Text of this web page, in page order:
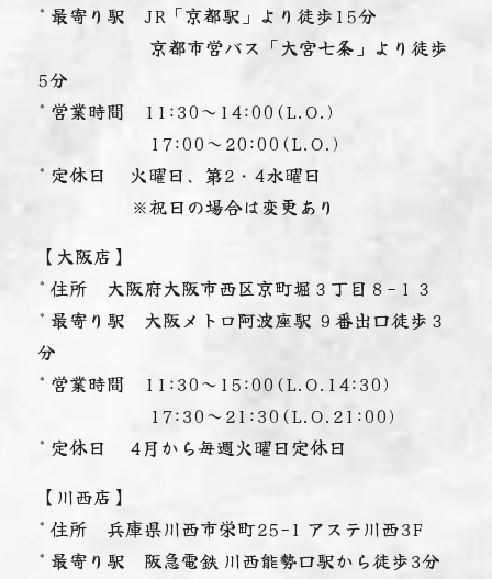
* 最寄り駅 JR「京都駅」より徒歩15分
京都市営バス「大宮七条」より徒歩
5分
* 営業時間 11:30～14:00(L.O.)
17:00～20:00(L.O.)
* 定休日 火曜日、第2・4水曜日
※祝日の場合は変更あり
【大阪店】
* 住所 大阪府大阪市西区京町堀３丁目８−１３
* 最寄り駅 大阪メトロ阿波座駅 ９番出口徒歩３
分
* 営業時間 11:30～15:00(L.O.14:30)
17:30～21:30(L.O.21:00)
* 定休日 4月から毎週火曜日定休日
【川西店】
* 住所 兵庫県川西市栄町25-1 アステ川西3F
* 最寄り駅 阪急電鉄 川西能勢口駅から徒歩3分